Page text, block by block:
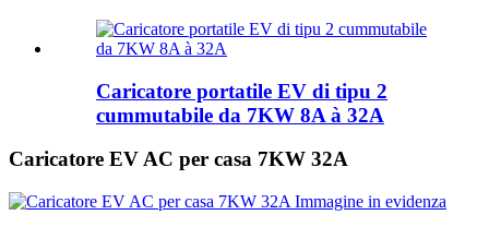
Caricatore portatile EV di tipu 2
cummutabile da 7KW 8A à 32A
Caricatore EV AC per casa 7KW 32A